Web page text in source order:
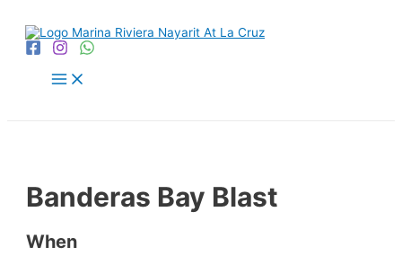
contenido
Main
Menu
Banderas Bay Blast
When